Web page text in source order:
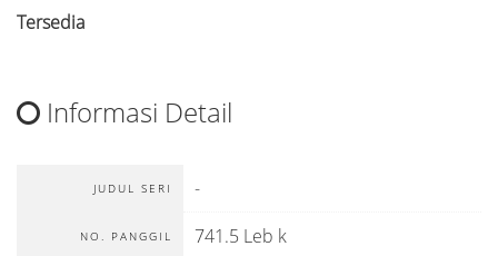
Tersedia
Informasi Detail
JUDUL SERI -
NO. PANGGIL 741.5 Leb k